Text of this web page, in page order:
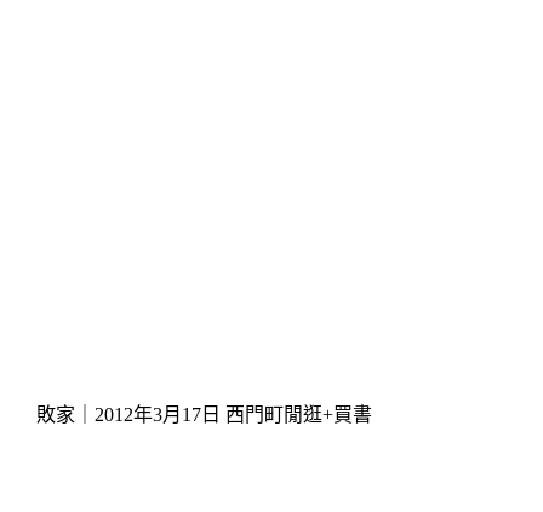
敗家｜2012年3月17日 西門町閒逛+買書